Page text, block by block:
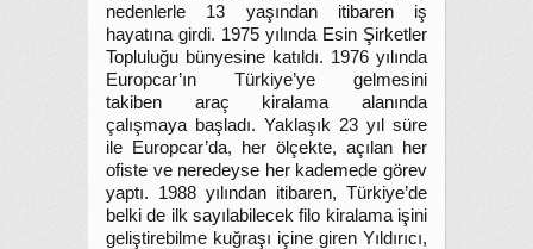
nedenlerle 13 yaşından itibaren iş
hayatına girdi. 1975 yılında Esin Şirketler
Topluluğu bünyesine katıldı. 1976 yılında
Europcar’ın Türkiye’ye gelmesini
takiben araç kiralama alanında
çalışmaya başladı. Yaklaşık 23 yıl süre
ile Europcar’da, her ölçekte, açılan her
ofiste ve neredeyse her kademede görev
yaptı. 1988 yılından itibaren, Türkiye’de
belki de ilk sayılabilecek filo kiralama işini
geliştirebilme kuğraşı içine giren Yıldırıcı,